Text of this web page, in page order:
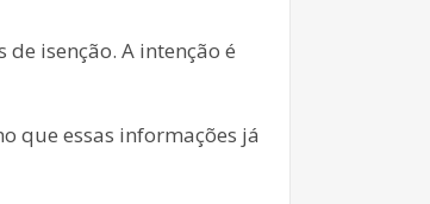
isenção. A intenção é
que essas informações já